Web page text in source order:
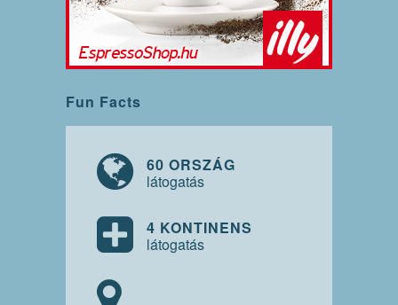
Fun Facts
60 ORSZÁG
látogatás
4 KONTINENS
látogatás